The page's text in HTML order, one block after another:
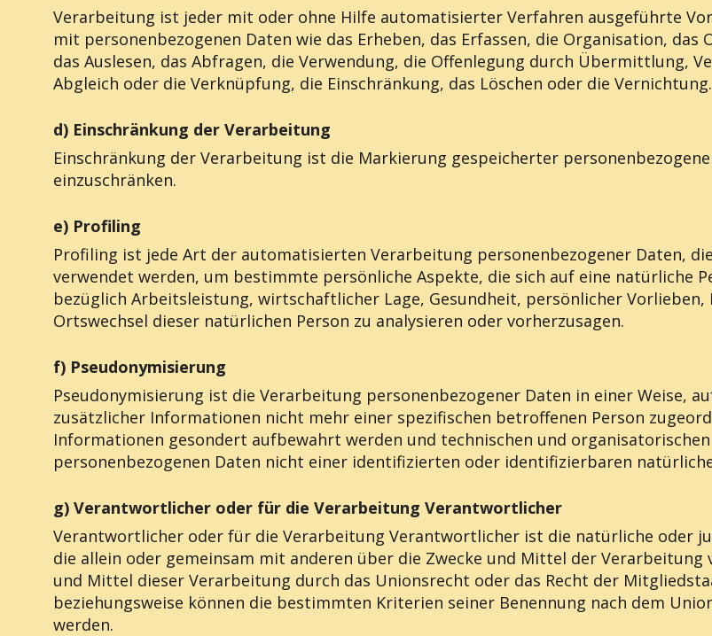
Verarbeitung ist jeder mit oder ohne Hilfe automatisierter Verfahren ausgeführte
mit personenbezogenen Daten wie das Erheben, das Erfassen, die Organisation,
das Auslesen, das Abfragen, die Verwendung, die Offenlegung durch Übermittlung,
Abgleich oder die Verknüpfung, die Einschränkung, das Löschen oder die Vernichtung.
d) Einschränkung der Verarbeitung
Einschränkung der Verarbeitung ist die Markierung gespeicherter
einzuschränken.
e) Profiling
Profiling ist jede Art der automatisierten Verarbeitung personenbezogener Daten,
verwendet werden, um bestimmte persönliche Aspekte, die sich auf eine natürliche
bezüglich Arbeitsleistung, wirtschaftlicher Lage, Gesundheit, persönlicher
Ortswechsel dieser natürlichen Person zu analysieren oder vorherzusagen.
f) Pseudonymisierung
Pseudonymisierung ist die Verarbeitung personenbezogener Daten in einer Weise,
zusätzlicher Informationen nicht mehr einer spezifischen betroffenen Person
Informationen gesondert aufbewahrt werden und technischen und
personenbezogenen Daten nicht einer identifizierten oder identifizierbaren
g) Verantwortlicher oder für die Verarbeitung Verantwortlicher
Verantwortlicher oder für die Verarbeitung Verantwortlicher ist die natürliche oder
die allein oder gemeinsam mit anderen über die Zwecke und Mittel der Verarbeitung
und Mittel dieser Verarbeitung durch das Unionsrecht oder das Recht der
beziehungsweise können die bestimmten Kriterien seiner Benennung nach dem
werden.